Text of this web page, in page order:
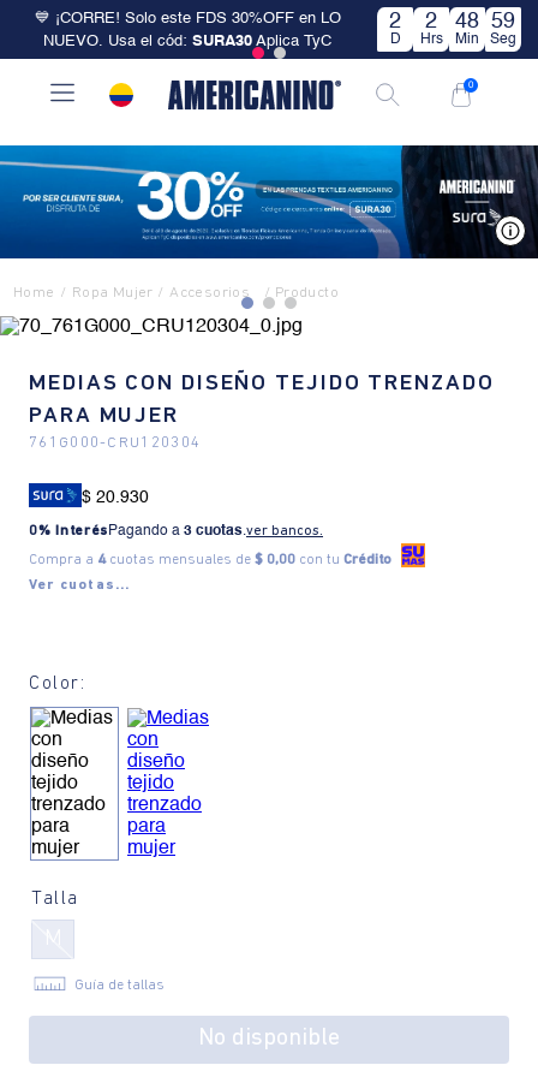
💙 ¡CORRE! Solo este FDS 30%OFF en LO
NUEVO. Usa el cód: SURA30 Aplica TyC
2
D
2
Hrs
48
Min
59
Seg
0
Ropa Mujer Accesorios
MEDIAS CON DISEÑO TEJIDO TRENZADO
PARA MUJER
761G000- CRU120304
$ 20.930
0% Interés Pagando a 3 cuotas.ver bancos.
Compra a 4cuotas mensuales de $ 0,00 con tu Crédito
Ver cuotas...
Color:
Talla
Guía de tallas
No disponible